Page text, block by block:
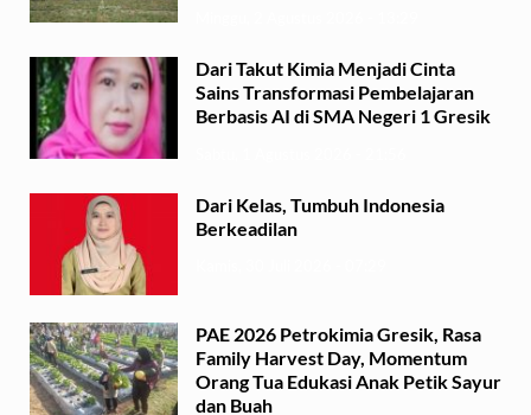
Dari Takut Kimia Menjadi Cinta
Sains Transformasi Pembelajaran
Berbasis AI di SMA Negeri 1 Gresik
Dari Kelas, Tumbuh Indonesia
Berkeadilan
PAE 2026 Petrokimia Gresik, Rasa
Family Harvest Day, Momentum
Orang Tua Edukasi Anak Petik Sayur
dan Buah